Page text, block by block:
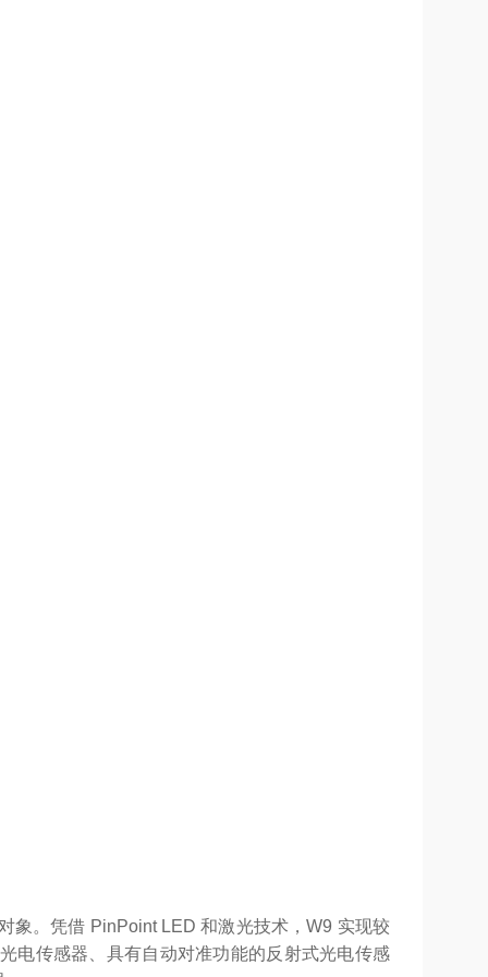
象。凭借 PinPoint LED 和激光技术，W9 实现较
电传感器、具有自动对准功能的反射式光电传感